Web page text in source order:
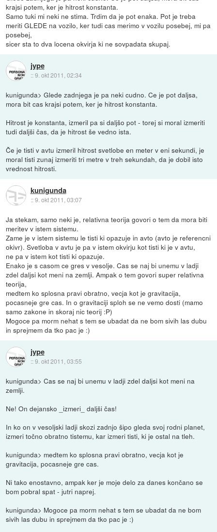
krajsi potem, ker je hitrost konstanta.
Samo tuki mi neki ne stima. Trdim da je pot enaka. Pot je treba
meriti GLEDE na vozilo, ker tudi cas merimo v vozilu posebej, mi pa
posebej,
sicer sta to dva locena okvirja ki ne sovpadata skupaj.
jype
::9. okt 2011, 02:34
kunigunda> Glede zadnjega je pa neki cudno. Ce je pot daljsa,
mora bit cas krajsi potem, ker je hitrost konstanta.
Hitrost je konstanta, izmeril pa si daljšo pot - torej si moral izmeriti
tudi daljši čas, da je hitrost še vedno ista.
Če je tisti v avtu izmeril hitrost svetlobe en meter v eni sekundi, je
moral tisti zunaj izmeriti tri metre v treh sekundah, da je dobil isto
vrednost hitrosti.
kunigunda
::9. okt 2011, 03:07
Ja stekam, samo neki je, relativna teorija govori o tem da mora biti
meritev v istem sistemu.
Zame je v istem sistemu le tisti ki opazuje in avto (avto je referencni
okivr). Svetloba v avtu je pa v istem okvirju kot tisti ki je v avtu,
ne pa v istem kot tisti ki opazuje.
Enako je s casom ce gres v vesolje. Cas se naj bi unemu v ladji
zdel daljsi kot meni na zemlji. Ampak o tem govori super relativna
teorija,
medtem ko splosna pravi obratno, vecja kot je gravitacija,
pocasneje gre cas. In o gravitaciji sploh se ne vemo dosti (mamo
samo zakone in skoraj nic teorij :P)
Mogoce pa morm nehat s tem se ubadat da ne bom sivih las dubu
in sprejmem da tko pac je :)
jype
::9. okt 2011, 03:55
kunigunda> Cas se naj bi unemu v ladji zdel daljsi kot meni na
zemlji.
Ne! On dejansko _izmeri_ daljši čas!
In ko on v vesoljski ladji skozi zadnjo šipo gleda svoj rodni planet,
izmeri točno obratno tistemu, kar izmeri tisti, ki je ostal na tleh.
kunigunda> medtem ko splosna pravi obratno, vecja kot je
gravitacija, pocasneje gre cas.
Ni tako enostavno, ampak ker je moje delo za danes končano se
bom pobral spat - jutri naprej.
kunigunda> Mogoce pa morm nehat s tem se ubadat da ne bom
sivih las dubu in sprejmem da tko pac je :)